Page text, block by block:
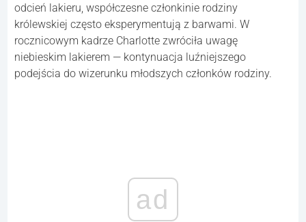
odcień lakieru, współczesne członkinie rodziny
królewskiej często eksperymentują z barwami. W
rocznicowym kadrze Charlotte zwróciła uwagę
niebieskim lakierem — kontynuacja luźniejszego
podejścia do wizerunku młodszych członków rodziny.
ad